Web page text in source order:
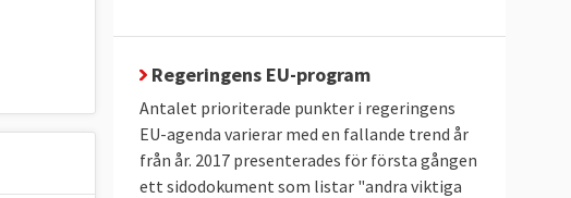
Regeringens EU-program
Antalet prioriterade punkter i regeringens
EU-agenda varierar med en fallande trend år
från år. 2017 presenterades för första gången
ett sidodokument som listar "andra viktiga